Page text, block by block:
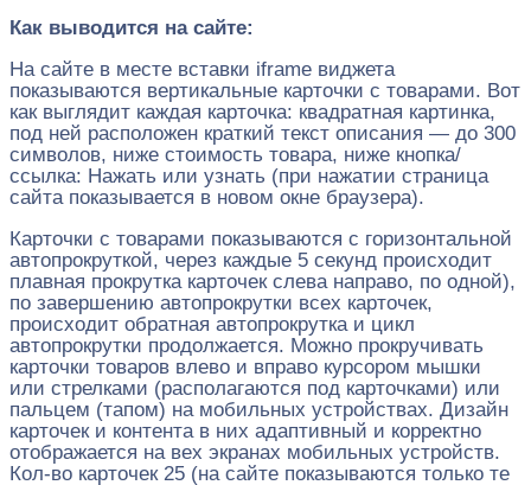
Как выводится на сайте:
На сайте в месте вставки iframe виджета
показываются вертикальные карточки с товарами. Вот
как выглядит каждая карточка: квадратная картинка,
под ней расположен краткий текст описания — до 300
символов, ниже стоимость товара, ниже кнопка/
ссылка: Нажать или узнать (при нажатии страница
сайта показывается в новом окне браузера).
Карточки с товарами показываются с горизонтальной
автопрокруткой, через каждые 5 секунд происходит
плавная прокрутка карточек слева направо, по одной),
по завершению автопрокрутки всех карточек,
происходит обратная автопрокрутка и цикл
автопрокрутки продолжается. Можно прокручивать
карточки товаров влево и вправо курсором мышки
или стрелками (располагаются под карточками) или
пальцем (тапом) на мобильных устройствах. Дизайн
карточек и контента в них адаптивный и корректно
отображается на вех экранах мобильных устройств.
Кол-во карточек 25 (на сайте показываются только те